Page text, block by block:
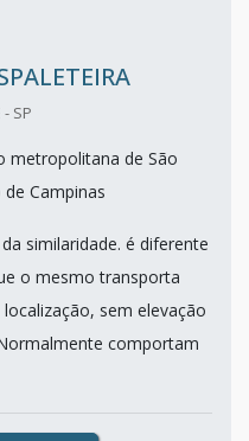
- SP
metropolitana de São
Campinas
similaridade. é diferente
o mesmo transporta
sem elevação
comportam